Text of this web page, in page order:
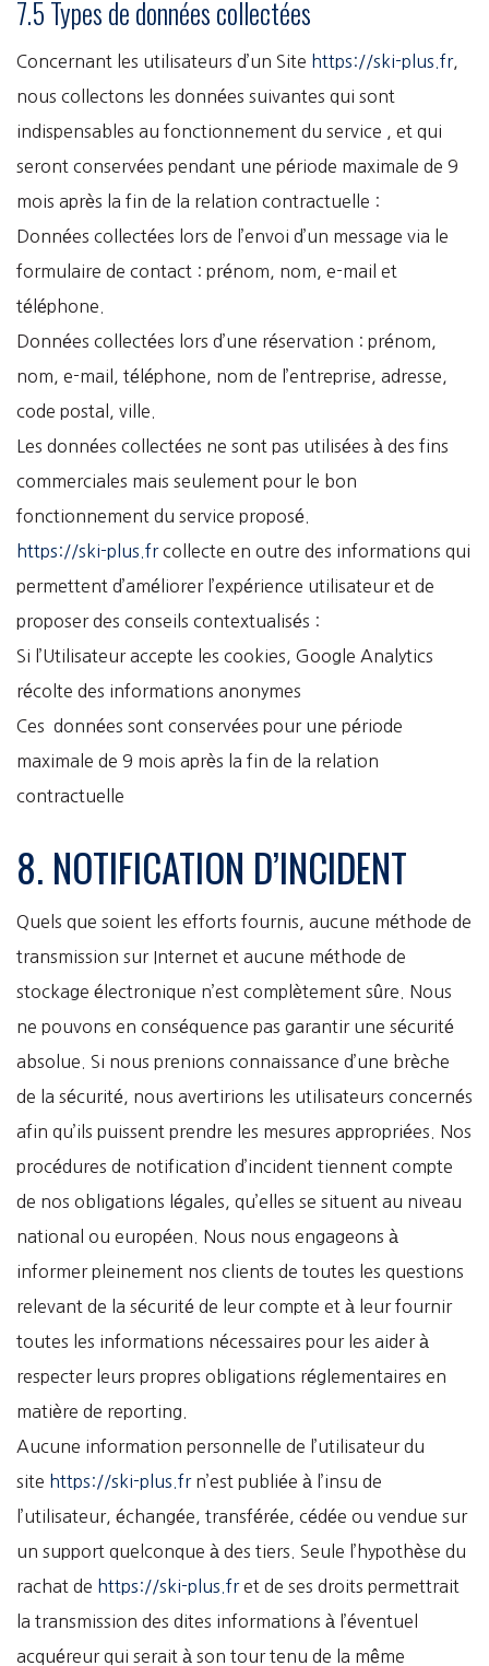
7.5 Types de données collectées
Concernant les utilisateurs d’un Site https://ski-plus.fr,
nous collectons les données suivantes qui sont
indispensables au fonctionnement du service , et qui
seront conservées pendant une période maximale de 9
mois après la fin de la relation contractuelle :
Données collectées lors de l’envoi d’un message via le
formulaire de contact : prénom, nom, e-mail et
téléphone.
Données collectées lors d’une réservation : prénom,
nom, e-mail, téléphone, nom de l’entreprise, adresse,
code postal, ville.
Les données collectées ne sont pas utilisées à des fins
commerciales mais seulement pour le bon
fonctionnement du service proposé.
https://ski-plus.frcollecte en outre des informations qui
permettent d’améliorer l’expérience utilisateur et de
proposer des conseils contextualisés :
Si l’Utilisateur accepte les cookies, Google Analytics
récolte des informations anonymes
Ces données sont conservées pour une période
maximale de 9 mois après la fin de la relation
contractuelle
8. NOTIFICATION D’INCIDENT
Quels que soient les efforts fournis, aucune méthode de
transmission sur Internet et aucune méthode de
stockage électronique n’est complètement sûre. Nous
ne pouvons en conséquence pas garantir une sécurité
absolue. Si nous prenions connaissance d’une brèche
de la sécurité, nous avertirions les utilisateurs concernés
afin qu’ils puissent prendre les mesures appropriées. Nos
procédures de notification d’incident tiennent compte
de nos obligations légales, qu’elles se situent au niveau
national ou européen. Nous nous engageons à
informer pleinement nos clients de toutes les questions
relevant de la sécurité de leur compte et à leur fournir
toutes les informations nécessaires pour les aider à
respecter leurs propres obligations réglementaires en
matière de reporting.
Aucune information personnelle de l’utilisateur du
site https://ski-plus.frn’est publiée à l’insu de
l’utilisateur, échangée, transférée, cédée ou vendue sur
un support quelconque à des tiers. Seule l’hypothèse du
rachat de https://ski-plus.fret de ses droits permettrait
la transmission des dites informations à l’éventuel
acquéreur qui serait à son tour tenu de la même